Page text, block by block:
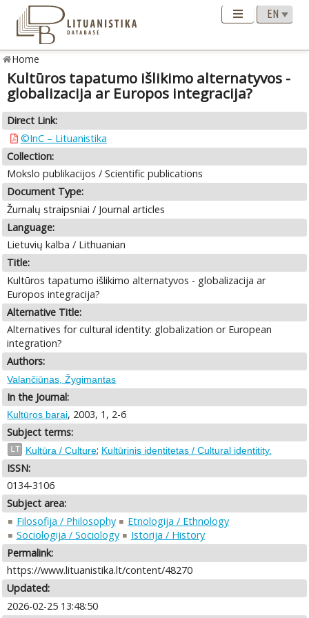
Home
Kultūros tapatumo išlikimo alternatyvos -
globalizacija ar Europos integracija?
Direct Link:
©InC – Lituanistika
Collection:
Mokslo publikacijos / Scientific publications
Document Type:
Žurnalų straipsniai / Journal articles
Language:
Lietuvių kalba / Lithuanian
Title:
Kultūros tapatumo išlikimo alternatyvos - globalizacija ar
Europos integracija?
Alternative Title:
Alternatives for cultural identity: globalization or European
integration?
Authors:
Valančiūnas, Žygimantas
In the Journal:
Kultūros barai, 2003, 1, 2-6
Subject terms:
LT Kultūra / Culture; Kultūrinis identitetas / Cultural identitity.
ISSN:
0134-3106
Subject area:
Filosofija / Philosophy
Etnologija / Ethnology
Sociologija / Sociology
Istorija / History
Permalink:
https://www.lituanistika.lt/content/48270
Updated:
2026-02-25 13:48:50